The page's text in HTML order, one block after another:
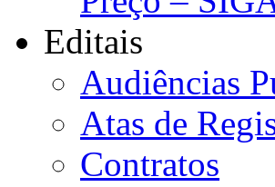
Editais
Audiências
Atas de
Contratos